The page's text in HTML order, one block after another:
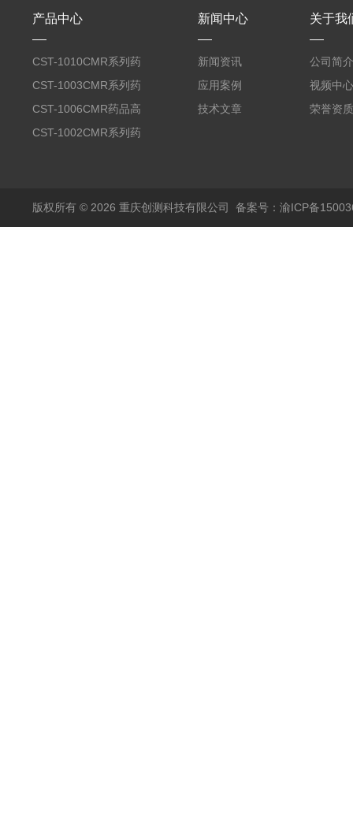
产品中心
CST-1010CMR系列药
品高温试验箱
CST-1003CMR系列药
品高温试验箱
CST-1006CMR药品高
温试验箱
CST-1002CMR系列药
新闻中心
新闻资讯
应用案例
技术文章
关于我
公司简介
视频中心
荣誉资质
版权所有 © 2026 重庆创测科技有限公司 备案号：渝ICP备